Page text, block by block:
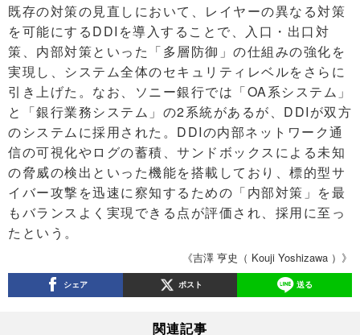
既存の対策の見直しにおいて、レイヤーの異なる対策
を可能にするDDIを導入することで、入口・出口対
策、内部対策といった「多層防御」の仕組みの強化を
実現し、システム全体のセキュリティレベルをさらに
引き上げた。なお、ソニー銀行では「OA系システム」
と「銀行業務システム」の2系統があるが、DDIが双方
のシステムに採用された。DDIの内部ネットワーク通
信の可視化やログの蓄積、サンドボックスによる未知
の脅威の検出といった機能を搭載しており、標的型サ
イバー攻撃を迅速に察知するための「内部対策」を最
もバランスよく実現できる点が評価され、採用に至っ
たという。
《吉澤 亨史（ Kouji Yoshizawa ）》
シェア ポスト 送る
関連記事